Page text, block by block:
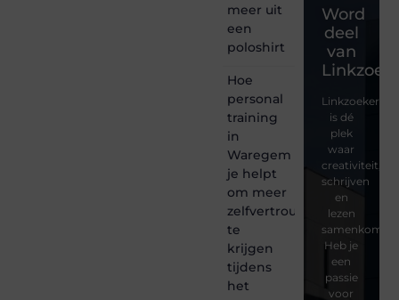
meer uit
een
poloshirt
Hoe
personal
training
in
Waregem
je helpt
om meer
zelfvertrouwen
te
krijgen
tijdens
het
Word
deel
van
is dé
plek
waar
creativiteit,
schrijven
en
lezen
samenkomen.
Heb je
een
passie
voor